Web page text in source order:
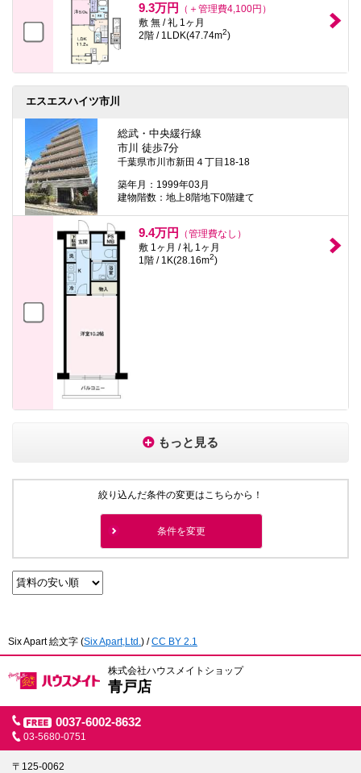
9.3万円
（＋管理費4,100円）
敷 無 / 礼 1ヶ月
2階 / 1LDK(47.74m2)
エスエスハイツ市川
総武・中央緩行線
市川 徒歩7分
千葉県市川市新田４丁目18-18
築年月：1999年03月
建物階数：地上8階地下0階建て
9.4万円
（管理費なし）
敷 1ヶ月 / 礼 1ヶ月
1階 / 1K(28.16m2)
もっと見る
絞り込んだ条件の変更はこちらから！
条件を変更
Six Apart 絵文字 (Six Apart,Ltd.) /CC BY 2.1
株式会社ハウスメイトショップ
青戸店
0037-6002-8632
03-5680-0751
〒125-0062